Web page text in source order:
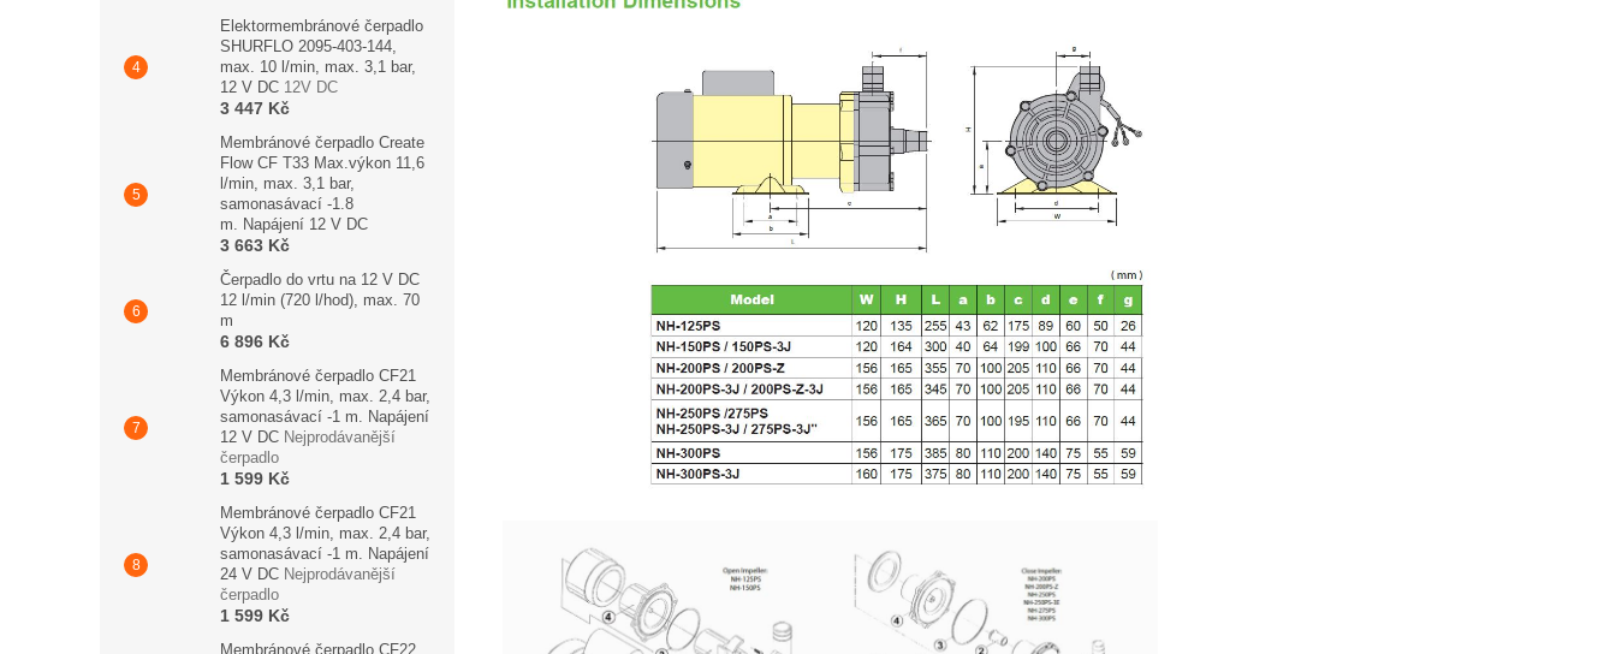
Elektormembránové čerpadlo
SHURFLO 2095-403-144,
max. 10 l/min, max. 3,1 bar,
12 V DC 12V DC
3 447 Kč
Membránové čerpadlo Create
Flow CF T33 Max.výkon 11,6
l/min, max. 3,1 bar,
samonasávací -1.8
m. Napájení 12 V DC
3 663 Kč
Čerpadlo do vrtu na 12 V DC
12 l/min (720 l/hod), max. 70
m
6 896 Kč
Membránové čerpadlo CF21
Výkon 4,3 l/min, max. 2,4 bar,
samonasávací -1 m. Napájení
12 V DC Nejprodávanější
čerpadlo
1 599 Kč
Membránové čerpadlo CF21
Výkon 4,3 l/min, max. 2,4 bar,
samonasávací -1 m. Napájení
24 V DC Nejprodávanější
čerpadlo
1 599 Kč
Membránové čerpadlo CF22